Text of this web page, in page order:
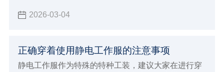
存的状态，如果想要能够让自己的厂家得到更好的发
2026-03-04
正确穿着使用静电工作服的注意事项
静电工作服作为特殊的特种工装，建议大家在进行穿